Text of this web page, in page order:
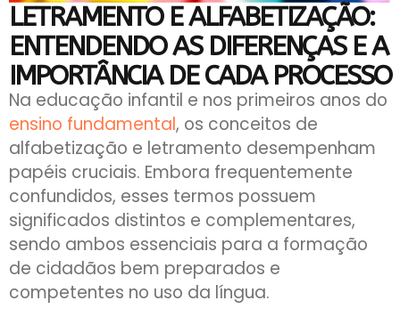
LETRAMENTO E ALFABETIZAÇÃO:
ENTENDENDO AS DIFERENÇAS E A
IMPORTÂNCIA DE CADA PROCESSO
Na educação infantil e nos primeiros anos do
ensino fundamental, os conceitos de
alfabetização e letramento desempenham
papéis cruciais. Embora frequentemente
confundidos, esses termos possuem
significados distintos e complementares,
sendo ambos essenciais para a formação
de cidadãos bem preparados e
competentes no uso da língua.